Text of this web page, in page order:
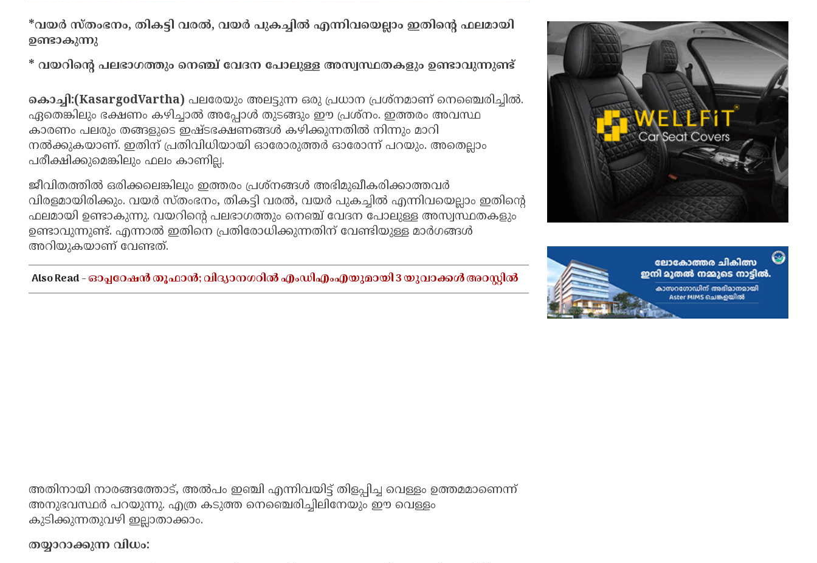
*വയര്‍ സ്തംഭനം, തികട്ടി വരല്‍, വയര്‍ പുകച്ചില്‍ എന്നിവയെല്ലാം ഇതിന്റെ ഫലമായി
ഉണ്ടാകുന്നു
* വയറിന്റെ പലഭാഗത്തും നെഞ്ച് വേദന പോലുള്ള അസ്വസ്ഥതകളും ഉണ്ടാവുന്നുണ്ട്
കൊച്ചി:(KasargodVartha) പലരേയും അലട്ടുന്ന ഒരു പ്രധാന പ്രശ്‌നമാണ് നെഞ്ചെരിച്ചില്‍.
ഏതെങ്കിലും ഭക്ഷണം കഴിച്ചാല്‍ അപ്പോള്‍ തുടങ്ങും ഈ പ്രശ്‌നം. ഇത്തരം അവസ്ഥ
കാരണം പലരും തങ്ങളുടെ ഇഷ്ടഭക്ഷണങ്ങള്‍ കഴിക്കുന്നതില്‍ നിന്നും മാറി
നല്‍ക്കുകയാണ്. ഇതിന് പ്രതിവിധിയായി ഓരോരുത്തര്‍ ഓരോന്ന് പറയും. അതെല്ലാം
പരീക്ഷിക്കുമെങ്കിലും ഫലം കാണില്ല.
ജീവിതത്തില്‍ ഒരിക്കലെങ്കിലും ഇത്തരം പ്രശ്‌നങ്ങള്‍ അഭിമുഖീകരിക്കാത്തവര്‍
വിരളമായിരിക്കും. വയര്‍ സ്തംഭനം, തികട്ടി വരല്‍, വയര്‍ പുകച്ചില്‍ എന്നിവയെല്ലാം ഇതിന്റെ
ഫലമായി ഉണ്ടാകുന്നു. വയറിന്റെ പലഭാഗത്തും നെഞ്ച് വേദന പോലുള്ള അസ്വസ്ഥതകളും
ഉണ്ടാവുന്നുണ്ട്. എന്നാല്‍ ഇതിനെ പ്രതിരോധിക്കുന്നതിന് വേണ്ടിയുള്ള മാര്‍ഗങ്ങള്‍
അറിയുകയാണ് വേണ്ടത്.
Also Read -ഓപ്പറേഷൻ തൂഫാൻ; വിദ്യാനഗറിൽ എംഡിഎംഎയുമായി 3 യുവാക്കൾ അറസ്റ്റിൽ
അതിനായി നാരങ്ങത്തോട്, അല്‍പം ഇഞ്ചി എന്നിവയിട്ട് തിളപ്പിച്ച വെള്ളം ഉത്തമമാണെന്ന്
അനുഭവസ്ഥര്‍ പറയുന്നു. എത്ര കടുത്ത നെഞ്ചെരിച്ചിലിനേയും ഈ വെള്ളം
കുടിക്കുന്നതുവഴി ഇല്ലാതാക്കാം.
തയ്യാറാക്കുന്ന വിധം: